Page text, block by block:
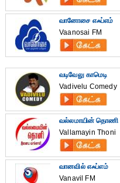
வானோசை எஃப்எம்
Vaanosai FM
வடிவேலு காமெடி
Vadivelu Comedy
வல்லமாயின் தொணி
Vallamayin Thoni
வானவில் எஃப்எம்
Vanavil FM